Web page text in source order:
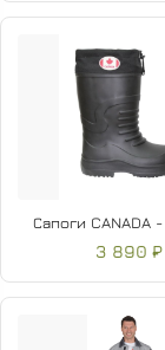
Сапоги CANADA
3 890 ₽